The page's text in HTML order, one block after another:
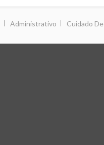
Administrativo Cuidado